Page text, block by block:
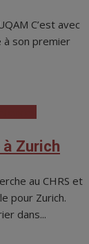
C’est avec
à son premier
Zurich
au CHRS et
pour Zurich.
dans...